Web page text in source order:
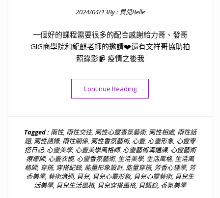
2024/04/13By : 貝兒Belle
一個好的課程需要很多的配合感謝給力哥、發哥
GlG商學院和龍麒老師的邀請❤️還有文祥哥協助拍
照錄影📹 疫情之後我
Continue Reading“💙公告｜貝兒老師線上課程
Tagged : 兩性, 兩性交往, 兩性心靈香氛藝術, 兩性相處, 兩性話
題, 兩性語錄, 兩性關係, 兩性香氛藝術, 心靈, 心靈形象, 心靈穿
搭日記, 心靈美學, 心靈美學風格師, 心靈藝術溝通課, 心靈藝術
療癒師, 心靈衣櫥, 心靈香氛藝術, 生活美學, 生活風格, 生活風
格師, 穿搭, 穿搭紀錄, 能量形象設計, 能量穿搭, 芳香心理學, 芳
香美學, 藝術溝通, 貝兒, 貝兒心靈形象, 貝兒心靈藝術, 貝兒生
活美學, 貝兒生活風格, 貝兒穿搭風格, 貝語錄, 香氛美學